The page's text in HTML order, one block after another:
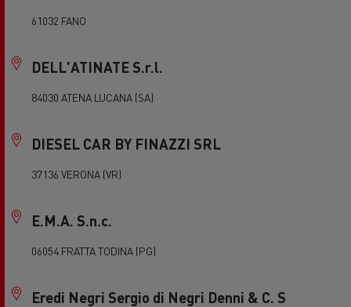
61032 FANO
DELL'ATINATE S.r.l.
84030 ATENA LUCANA (SA)
DIESEL CAR BY FINAZZI SRL
37136 VERONA (VR)
E.M.A. S.n.c.
06054 FRATTA TODINA (PG)
Eredi Negri Sergio di Negri Denni & C. S